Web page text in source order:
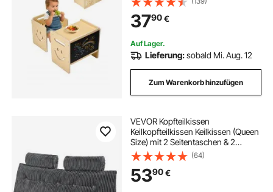
Aktivitätstisch Spieltisch, ideal zum
Lesen Essen Spielen – Natur
3790€
Auf Lager.
Lieferung:sobald Mi. Aug. 12
Zum Warenkorb hinzufügen
VEVOR Kopfteilkissen
Keilkopfteilkissen Keilkissen (Queen
Size) mit 2 Seitentaschen & 2
Kopfstützen, Bettkeilkissen mit
waschbarem Flanelltuch, zum
Lesen Spielen Arbeiten Grau (1510 x
205 x 530 mm)
(64)
5390€